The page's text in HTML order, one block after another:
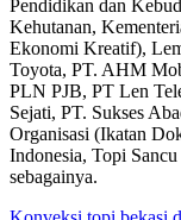
Pendidikan dan
Kehutanan,
Ekonomi Kreatif),
Toyota, PT. AHM
PLN PJB, PT Len
Sejati, PT. Sukses
Organisasi (Ikatan
Indonesia, Topi
sebagainya.